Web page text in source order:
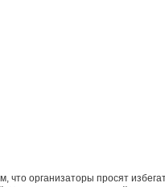
что организаторы просят